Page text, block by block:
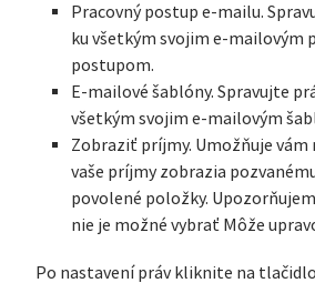
Pracovný postup e-mailu.
ku všetkým svojim e-mailovým
postupom.
E-mailové šablóny. Spravujte
všetkým svojim e-mailovým
Zobraziť príjmy. Umožňuje vám
vaše príjmy zobrazia
povolené položky.
nie je možné vybrať Môže
Po nastavení práv kliknite na